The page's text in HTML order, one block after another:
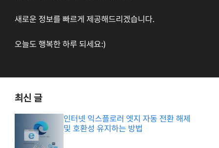
새로운 정보를 빠르게 제공해드리겠습니다.
오늘도 행복한 하루 되세요:)
최신 글
인터넷 익스플로러 엣지 자동 전환 해제
및 호환성 유지하는 방법